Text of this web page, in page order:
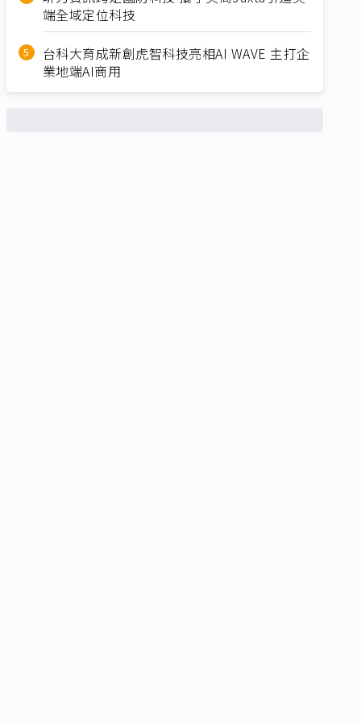
端全域定位科技
台科大育成新創虎智科技亮相AI WAVE 主打企
業地端AI商用